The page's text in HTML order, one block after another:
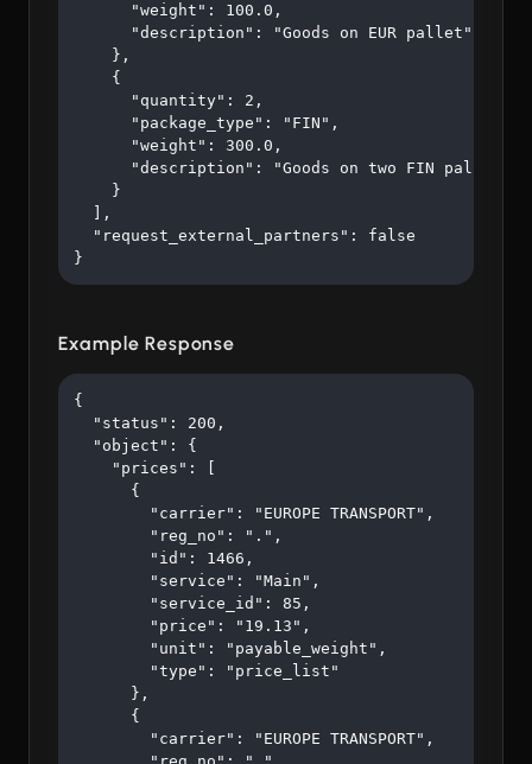
      "weight": 100.0,
      "description": "Goods on EUR pallet"
    },
    {
      "quantity": 2,
      "package_type": "FIN",
      "weight": 300.0,
      "description": "Goods on two FIN pallets"
    }
  ],
  "request_external_partners": false
}
Example Response
{
  "status": 200,
  "object": {
    "prices": [
      {
        "carrier": "EUROPE TRANSPORT",
        "reg_no": ".",
        "id": 1466,
        "service": "Main",
        "service_id": 85,
        "price": "19.13",
        "unit": "payable_weight",
        "type": "price_list"
      },
      {
        "carrier": "EUROPE TRANSPORT",